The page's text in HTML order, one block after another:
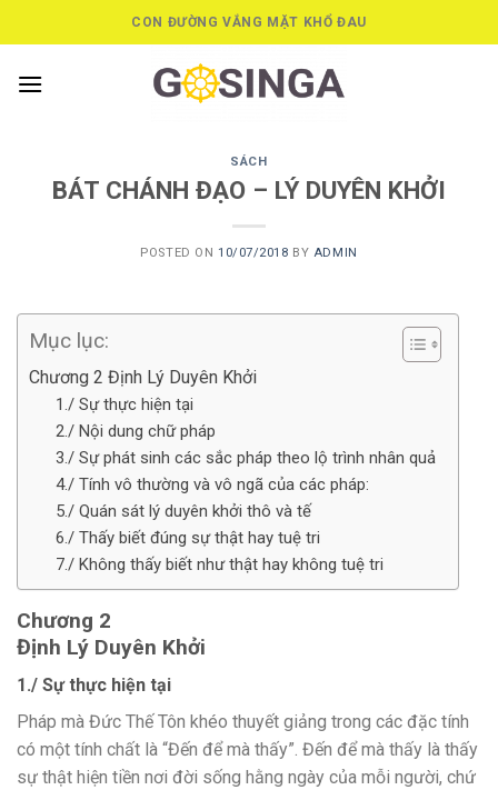
to
CON ĐƯỜNG VẮNG MẶT KHỔ ĐAU
SÁCH
BÁT CHÁNH ĐẠO – LÝ DUYÊN KHỞI
POSTED ON 10/07/2018 BY ADMIN
Mục lục:
Chương 2 Định Lý Duyên Khởi
1./ Sự thực hiện tại
2./ Nội dung chữ pháp
3./ Sự phát sinh các sắc pháp theo lộ trình nhân quả
4./ Tính vô thường và vô ngã của các pháp:
5./ Quán sát lý duyên khởi thô và tế
6./ Thấy biết đúng sự thật hay tuệ tri
7./ Không thấy biết như thật hay không tuệ tri
Chương 2
Định Lý Duyên Khởi
1./ Sự thực hiện tại
Pháp mà Đức Thế Tôn khéo thuyết giảng trong các đặc tính
có một tính chất là “Đến để mà thấy”. Đến để mà thấy là thấy
sự thật hiện tiền nơi đời sống hằng ngày của mỗi người, chứ